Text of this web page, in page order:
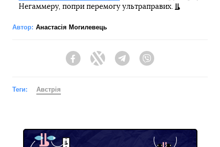
Негаммеру, попри перемогу ультраправих.
Автор: Анастасія Могилевець
FacebookTwitter Telegram
Теги: Австрія